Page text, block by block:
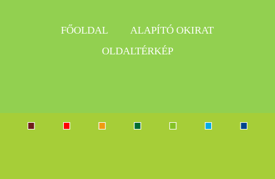
FŐOLDAL
ALAPÍTÓ OKIRAT
OLDALTÉRKÉP